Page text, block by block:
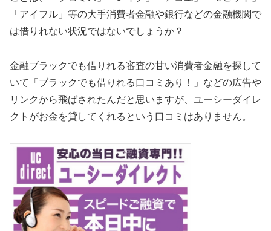
「アイフル」等の大手消費者金融や銀行などの金融機関で
は借りれない状況ではないでしょうか？
金融ブラックでも借りれる審査の甘い消費者金融を探して
いて「ブラックでも借りれる口コミあり！」などの広告や
リンクから飛ばされたんだと思いますが、ユーシーダイレ
クトがお金を貸してくれるという口コミはありません。